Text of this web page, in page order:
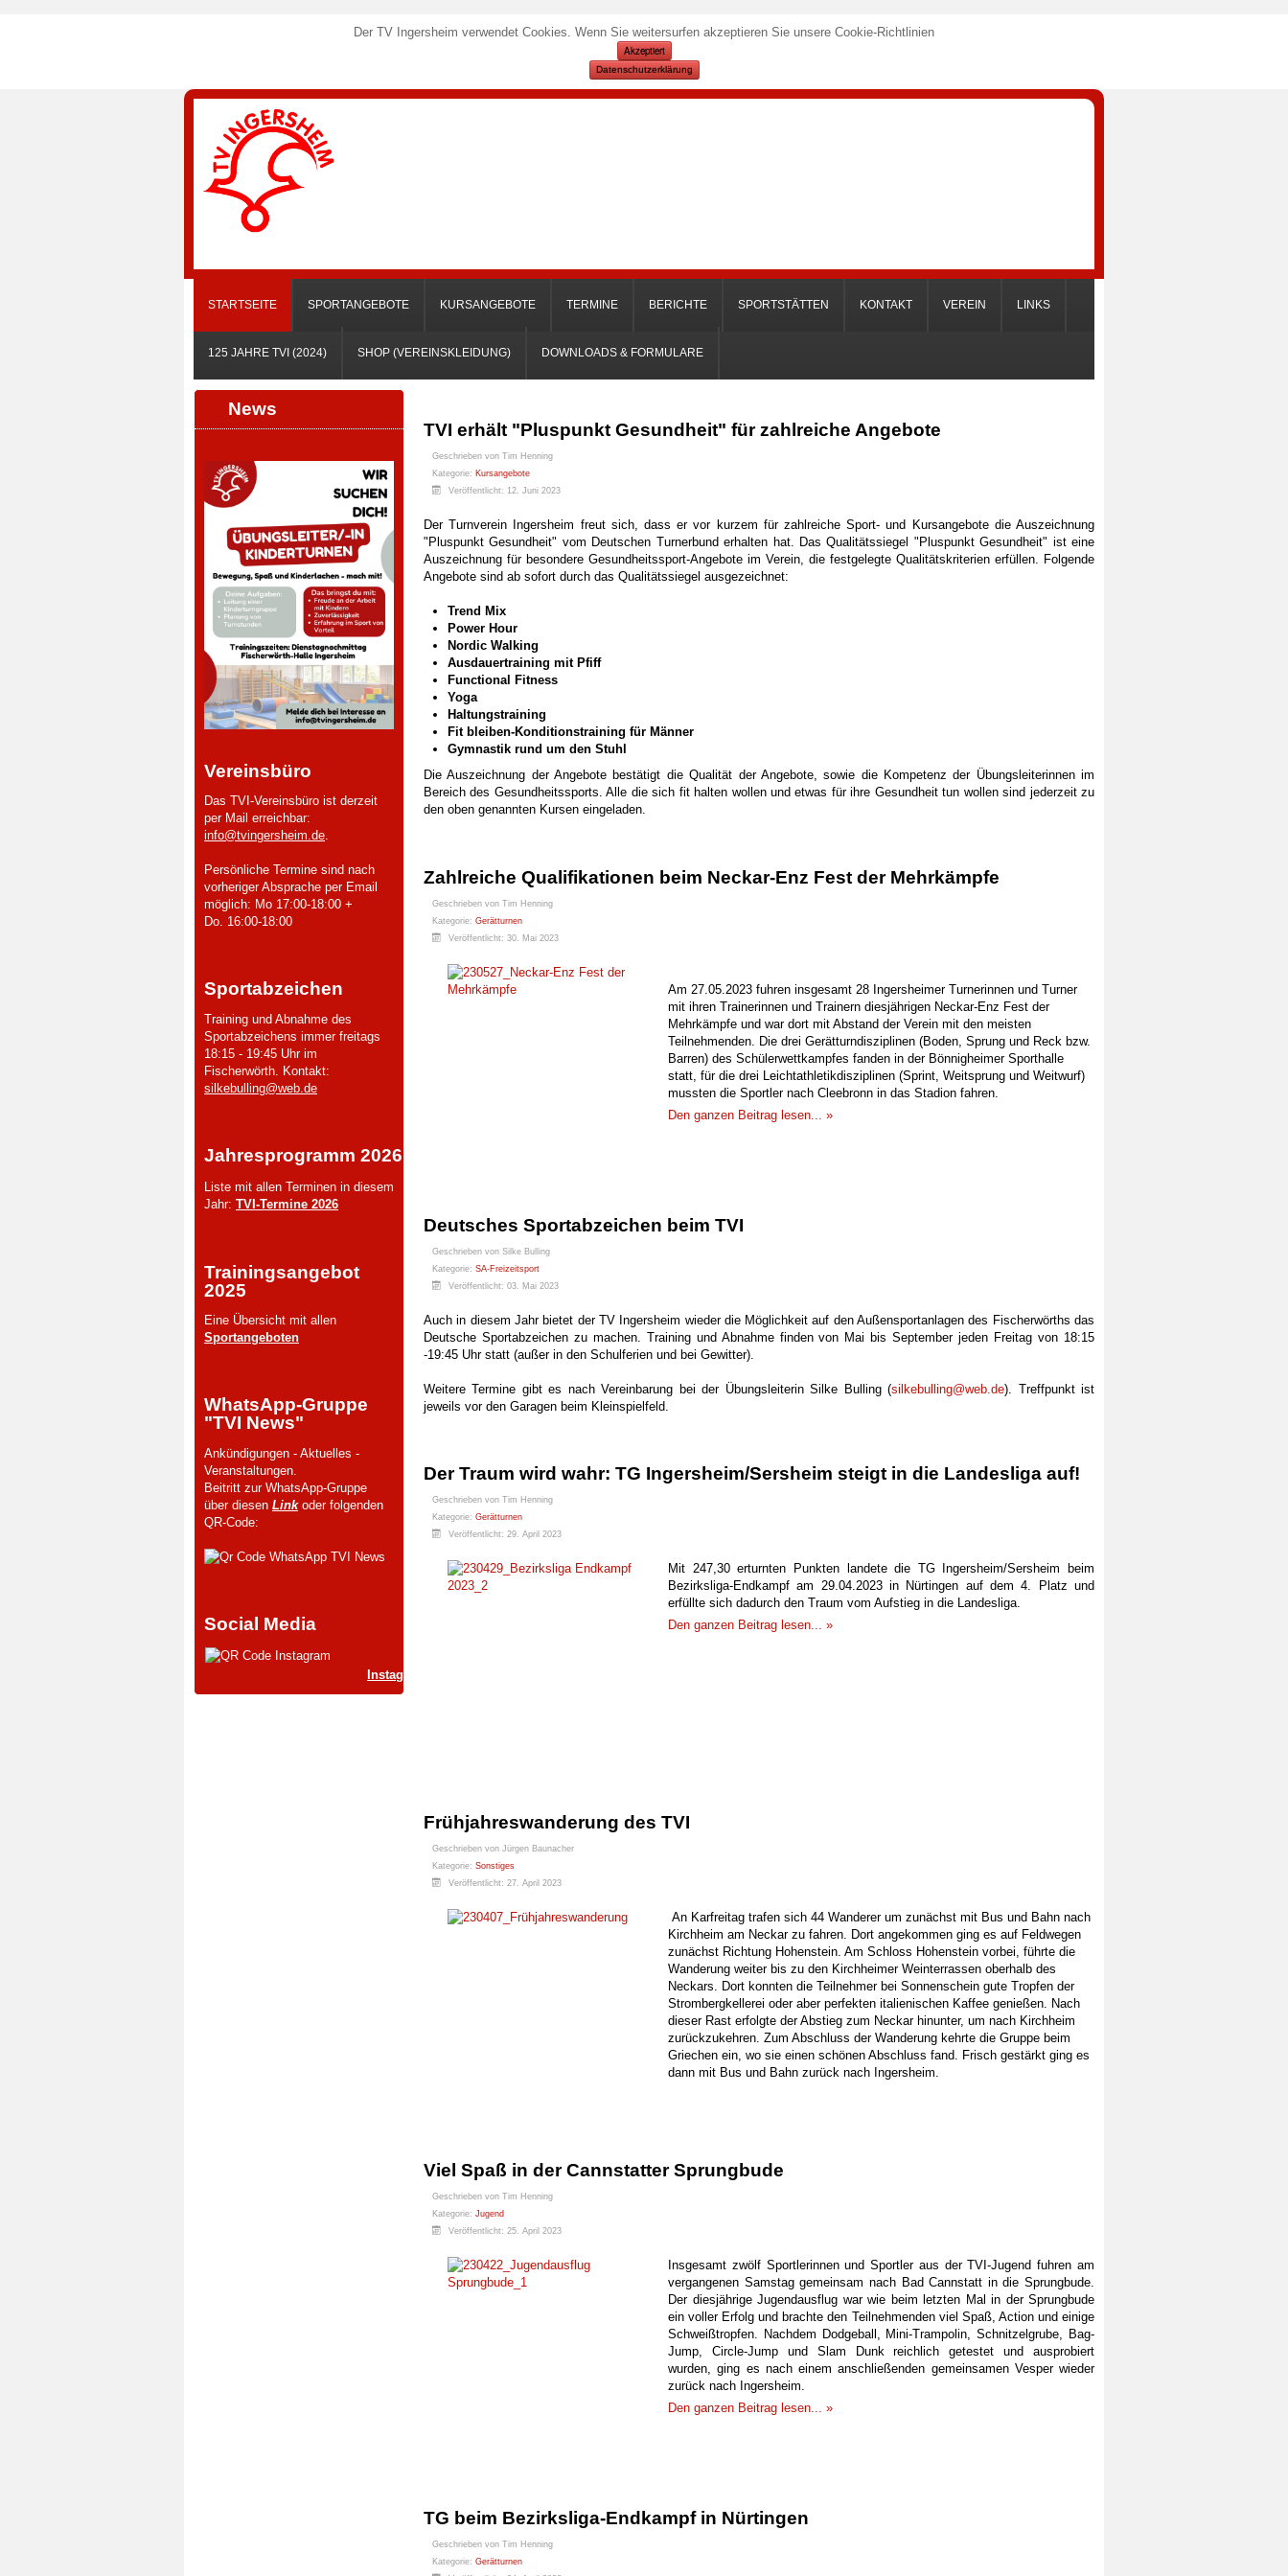
Der TV Ingersheim verwendet Cookies. Wenn Sie weitersurfen akzeptieren Sie unsere Cookie-Richtlinien
Akzeptiert
Datenschutzerklärung
STARTSEITE SPORTANGEBOTE KURSANGEBOTE TERMINE BERICHTE SPORTSTÄTTEN KONTAKT VEREIN LINKS
125 JAHRE TVI (2024) SHOP (VEREINSKLEIDUNG) DOWNLOADS & FORMULARE
News
Vereinsbüro
Das TVI-Vereinsbüro ist derzeit
per Mail erreichbar:
info@tvingersheim.de
Persönliche Termine sind nach
vorheriger Absprache per Email
möglich: Mo 17:00-18:00 +
Do. 16:00-18:00
Sportabzeichen
Training und Abnahme des
Sportabzeichens immer freitags
18:15 - 19:45 Uhr im
Fischerwörth. Kontakt:
silkebulling@web.de
Jahresprogramm 2026
Liste mit allen Terminen in diesem
Jahr: TVI-Termine 2026
Trainingsangebot
2025
Eine Übersicht mit allen
Sportangeboten
WhatsApp-Gruppe
"TVI News"
Ankündigungen - Aktuelles -
Veranstaltungen.
Beitritt zur WhatsApp-Gruppe
über diesen Linkoder folgenden
QR-Code:
Social Media
Instagram
TVI erhält "Pluspunkt Gesundheit" für zahlreiche Angebote
Geschrieben von Tim Henning
Kategorie: Kursangebote
Veröffentlicht: 12. Juni 2023
Der Turnverein Ingersheim freut sich, dass er vor kurzem für zahlreiche Sport- und Kursangebote die Auszeichnung
"Pluspunkt Gesundheit" vom Deutschen Turnerbund erhalten hat. Das Qualitätssiegel "Pluspunkt Gesundheit" ist eine
Auszeichnung für besondere Gesundheitssport-Angebote im Verein, die festgelegte Qualitätskriterien erfüllen. Folgende
Angebote sind ab sofort durch das Qualitätssiegel ausgezeichnet:
Trend Mix
Power Hour
Nordic Walking
Ausdauertraining mit Pfiff
Functional Fitness
Yoga
Haltungstraining
Fit bleiben-Konditionstraining für Männer
Gymnastik rund um den Stuhl
Die Auszeichnung der Angebote bestätigt die Qualität der Angebote, sowie die Kompetenz der Übungsleiterinnen im
Bereich des Gesundheitssports. Alle die sich fit halten wollen und etwas für ihre Gesundheit tun wollen sind jederzeit zu
den oben genannten Kursen eingeladen.
Zahlreiche Qualifikationen beim Neckar-Enz Fest der Mehrkämpfe
Geschrieben von Tim Henning
Kategorie: Gerätturnen
Veröffentlicht: 30. Mai 2023
Am 27.05.2023 fuhren insgesamt 28 Ingersheimer Turnerinnen und Turner
mit ihren Trainerinnen und Trainern diesjährigen Neckar-Enz Fest der
Mehrkämpfe und war dort mit Abstand der Verein mit den meisten
Teilnehmenden. Die drei Gerätturndisziplinen (Boden, Sprung und Reck bzw.
Barren) des Schülerwettkampfes fanden in der Bönnigheimer Sporthalle
statt, für die drei Leichtathletikdisziplinen (Sprint, Weitsprung und Weitwurf)
mussten die Sportler nach Cleebronn in das Stadion fahren.
Den ganzen Beitrag lesen... »
Deutsches Sportabzeichen beim TVI
Geschrieben von Silke Bulling
Kategorie: SA-Freizeitsport
Veröffentlicht: 03. Mai 2023
Auch in diesem Jahr bietet der TV Ingersheim wieder die Möglichkeit auf den Außensportanlagen des Fischerwörths das
Deutsche Sportabzeichen zu machen. Training und Abnahme finden von Mai bis September jeden Freitag von 18:15
-19:45 Uhr statt (außer in den Schulferien und bei Gewitter).
Weitere Termine gibt es nach Vereinbarung bei der Übungsleiterin Silke Bulling (silkebulling@web.de). Treffpunkt ist
jeweils vor den Garagen beim Kleinspielfeld.
Der Traum wird wahr: TG Ingersheim/Sersheim steigt in die Landesliga auf!
Geschrieben von Tim Henning
Kategorie: Gerätturnen
Veröffentlicht: 29. April 2023
Mit 247,30 erturnten Punkten landete die TG Ingersheim/Sersheim beim
Bezirksliga-Endkampf am 29.04.2023 in Nürtingen auf dem 4. Platz und
erfüllte sich dadurch den Traum vom Aufstieg in die Landesliga.
Den ganzen Beitrag lesen... »
Frühjahreswanderung des TVI
Geschrieben von Jürgen Baunacher
Kategorie: Sonstiges
Veröffentlicht: 27. April 2023
An Karfreitag trafen sich 44 Wanderer um zunächst mit Bus und Bahn nach
Kirchheim am Neckar zu fahren. Dort angekommen ging es auf Feldwegen
zunächst Richtung Hohenstein. Am Schloss Hohenstein vorbei, führte die
Wanderung weiter bis zu den Kirchheimer Weinterrassen oberhalb des
Neckars. Dort konnten die Teilnehmer bei Sonnenschein gute Tropfen der
Strombergkellerei oder aber perfekten italienischen Kaffee genießen. Nach
dieser Rast erfolgte der Abstieg zum Neckar hinunter, um nach Kirchheim
zurückzukehren. Zum Abschluss der Wanderung kehrte die Gruppe beim
Griechen ein, wo sie einen schönen Abschluss fand. Frisch gestärkt ging es
dann mit Bus und Bahn zurück nach Ingersheim.
Viel Spaß in der Cannstatter Sprungbude
Geschrieben von Tim Henning
Kategorie: Jugend
Veröffentlicht: 25. April 2023
Insgesamt zwölf Sportlerinnen und Sportler aus der TVI-Jugend fuhren am
vergangenen Samstag gemeinsam nach Bad Cannstatt in die Sprungbude.
Der diesjährige Jugendausflug war wie beim letzten Mal in der Sprungbude
ein voller Erfolg und brachte den Teilnehmenden viel Spaß, Action und einige
Schweißtropfen. Nachdem Dodgeball, Mini-Trampolin, Schnitzelgrube, Bag-
Jump, Circle-Jump und Slam Dunk reichlich getestet und ausprobiert
wurden, ging es nach einem anschließenden gemeinsamen Vesper wieder
zurück nach Ingersheim.
Den ganzen Beitrag lesen... »
TG beim Bezirksliga-Endkampf in Nürtingen
Geschrieben von Tim Henning
Kategorie: Gerätturnen